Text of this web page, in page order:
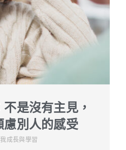
是沒有主見，
慮別人的感受
成長與學習